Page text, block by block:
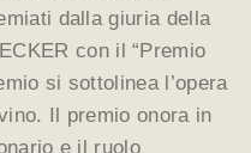
dalla giuria della
con il “Premio
si sottolinea l’opera
Il premio onora in
e il ruolo